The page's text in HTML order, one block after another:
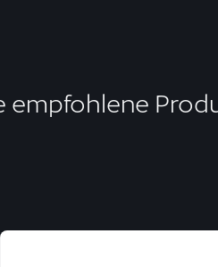
empfohlene